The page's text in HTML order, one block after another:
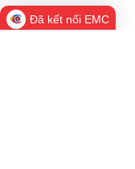
Đã kết nối EMC